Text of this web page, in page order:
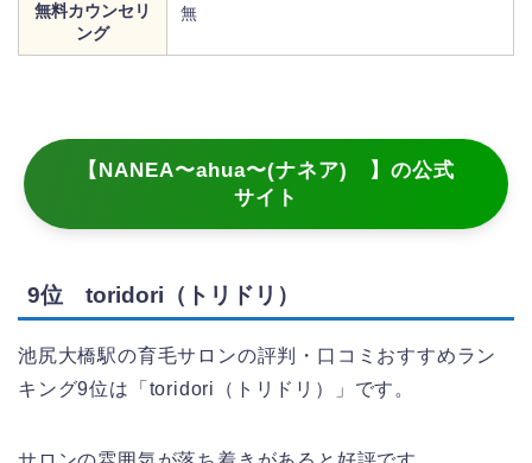
無料カウンセリ
ング
無
【NANEA〜ahua〜(ナネア) 】の公式
サイト
9位 toridori（トリドリ）
池尻大橋駅の育毛サロンの評判・口コミおすすめラン
キング9位は「toridori（トリドリ）」です。